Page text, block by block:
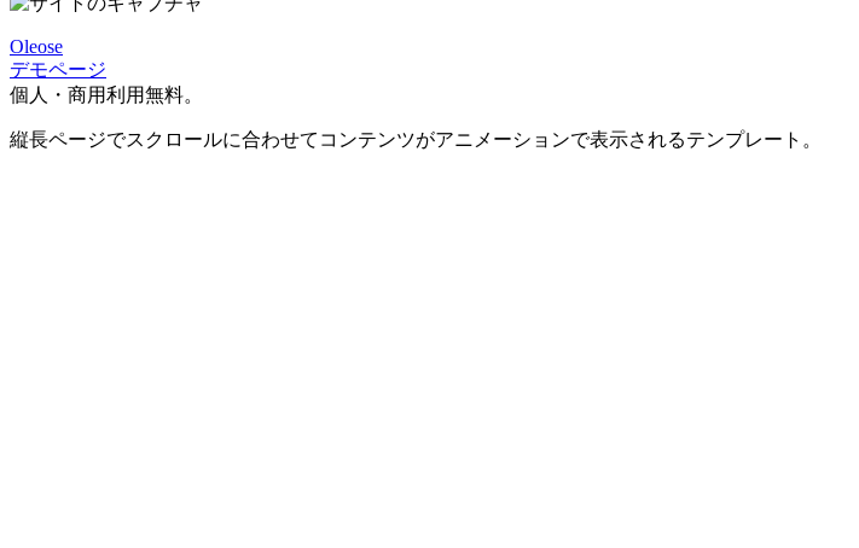
Oleose
デモページ
個人・商用利用無料。
縦長ページでスクロールに合わせてコンテンツがアニメーションで表示されるテンプレート。